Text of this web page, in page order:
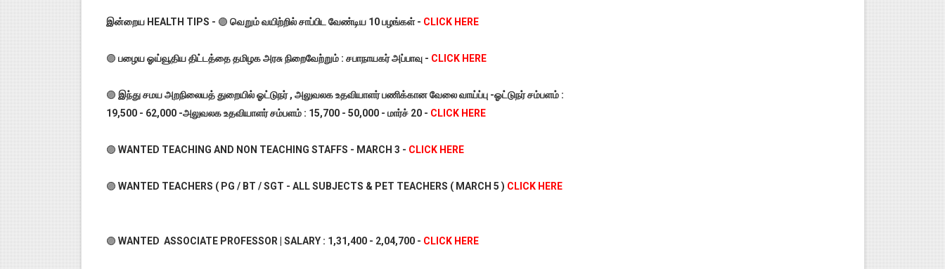
இன்றைய HEALTH TIPS - 🟣 வெறும் வயிற்றில் சாப்பிட வேண்டிய 10 பழங்கள் - CLICK HERE
🟣 பழைய ஓய்வூதிய திட்டத்தை தமிழக அரசு நிறைவேற்றும் : சபாநாயகர் அப்பாவு - CLICK HERE
🟣 இந்து சமய அறநிலையத் துறையில் ஓட்டுநர் , அலுவலக உதவியாளர் பணிக்கான வேலை வாய்ப்பு -ஓட்டுநர் சம்பளம் :
19,500 - 62,000 -அலுவலக உதவியாளர் சம்பளம் : 15,700 - 50,000 - மார்ச் 20 - CLICK HERE
🟣 WANTED TEACHING AND NON TEACHING STAFFS - MARCH 3 - CLICK HERE
🟣 WANTED TEACHERS ( PG / BT / SGT - ALL SUBJECTS & PET TEACHERS ( MARCH 5 ) CLICK HERE
🟣 WANTED ASSOCIATE PROFESSOR | SALARY : 1,31,400 - 2,04,700 - CLICK HERE